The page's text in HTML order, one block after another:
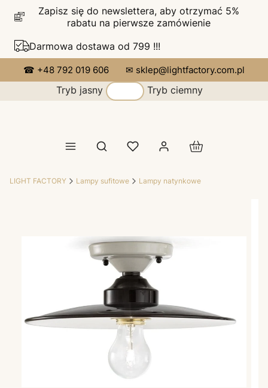
Zapisz się do newslettera, aby otrzymać 5%
rabatu na pierwsze zamówienie
Darmowa dostawa od 799 !!!
☎ +48 792 019 606 ✉ sklep@lightfactory.com.pl
Tryb jasny Tryb ciemny
Otwórz wyszukiwarkę Produkty w
LIGHT FACTORY Lampy sufitowe Lampy natynkowe